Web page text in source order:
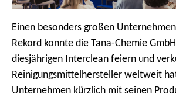
Einen besonders großen
Rekord konnte die Tana-Chemie
diesjährigen Interclean feiern und
Reinigungsmittelhersteller weltweit
Unternehmen kürzlich mit seinen